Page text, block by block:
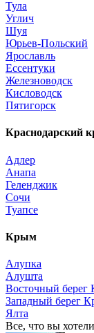
Тула
Углич
Шуя
Юрьев-Польский
Ярославль
Ессентуки
Железноводск
Кисловодск
Пятигорск
Краснодарский
Адлер
Анапа
Геленджик
Сочи
Туапсе
Крым
Алупка
Алушта
Восточный берег
Западный берег
Ялта
Все, что вы